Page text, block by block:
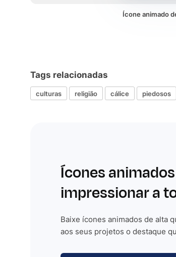
Ícone animado
Tags relacionadas
culturas religião cálice piedosos
Ícones
impressionar a
Baixe ícones animados de alta
aos seus projetos o destaque